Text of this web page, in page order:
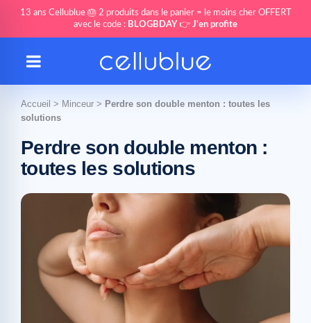
13 ans Cellublue 🎂 2 produits dans le panier = le moins cher OFFERT
avec le code : BLOGBDAY 👉 J'en profite
Accueil > Minceur > Perdre son double menton : toutes les
solutions
Perdre son double menton :
toutes les solutions